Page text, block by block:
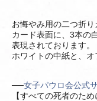
お悔やみ用の二つ折り
カード表面に、3本の
表現されております。
ホワイトの中紙と、オ
──女子パウロ会公式
【すべての死者のため